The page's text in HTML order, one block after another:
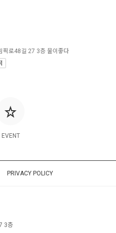
EVENT
픽로48길 27 3층 물이좋다
PRIVACY POLICY
3층